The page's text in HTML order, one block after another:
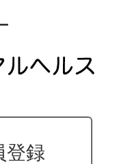
登録